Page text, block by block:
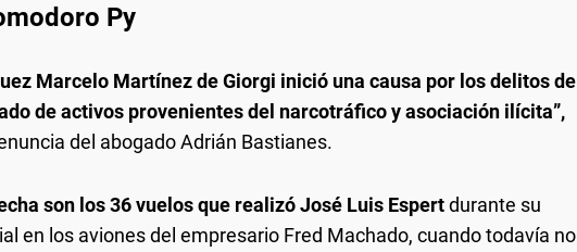
Py
Marcelo Martínez de Giorgi inició una causa por los delitos de
de activos provenientes del narcotráfico y asociación ilícita”,
del abogado Adrián Bastianes.
son los 36 vuelos que realizó José Luis Espertdurante su
en los aviones del empresario Fred Machado, cuando todavía no